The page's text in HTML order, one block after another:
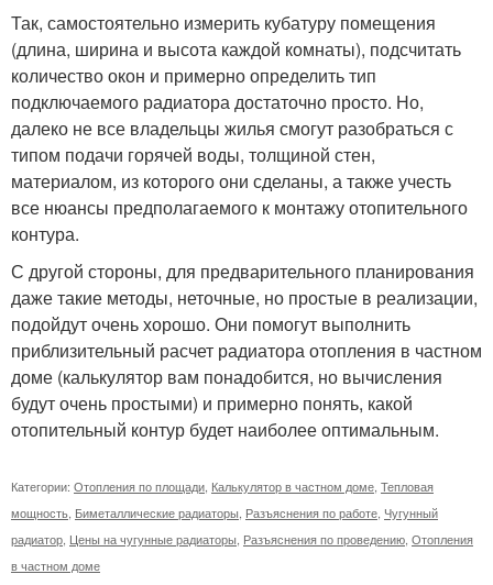
Так, самостоятельно измерить кубатуру помещения
(длина, ширина и высота каждой комнаты), подсчитать
количество окон и примерно определить тип
подключаемого радиатора достаточно просто. Но,
далеко не все владельцы жилья смогут разобраться с
типом подачи горячей воды, толщиной стен,
материалом, из которого они сделаны, а также учесть
все нюансы предполагаемого к монтажу отопительного
контура.
С другой стороны, для предварительного планирования
даже такие методы, неточные, но простые в реализации,
подойдут очень хорошо. Они помогут выполнить
приблизительный расчет радиатора отопления в частном
доме (калькулятор вам понадобится, но вычисления
будут очень простыми) и примерно понять, какой
отопительный контур будет наиболее оптимальным.
Категории: Отопления по площади, Калькулятор в частном доме, Тепловая
мощность, Биметаллические радиаторы, Разъяснения по работе, Чугунный
радиатор, Цены на чугунные радиаторы, Разъяснения по проведению, Отопления
в частном доме